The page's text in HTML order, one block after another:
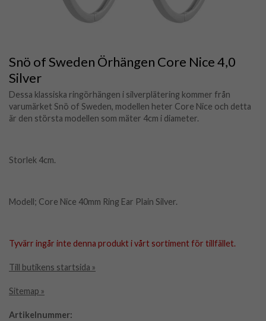
Snö of Sweden Örhängen Core Nice 4,0
Silver
Dessa klassiska ringörhängen i silverplätering kommer från
varumärket Snö of Sweden, modellen heter Core Nice och detta
är den största modellen som mäter 4cm i diameter.
Storlek 4cm.
Modell; Core Nice 40mm Ring Ear Plain Silver.
Tyvärr ingår inte denna produkt i vårt sortiment för tillfället.
Till butikens startsida »
Sitemap »
Artikelnummer: